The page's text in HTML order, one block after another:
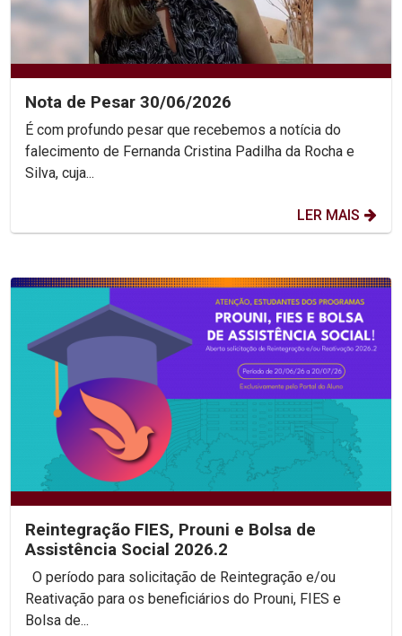
Nota de Pesar 30/06/2026
É com profundo pesar que recebemos a notícia do
falecimento de Fernanda Cristina Padilha da Rocha e
Silva, cuja...
LER MAIS
Reintegração FIES, Prouni e Bolsa de
Assistência Social 2026.2
Reativação para os beneficiários do Prouni, FIES e
Bolsa de...